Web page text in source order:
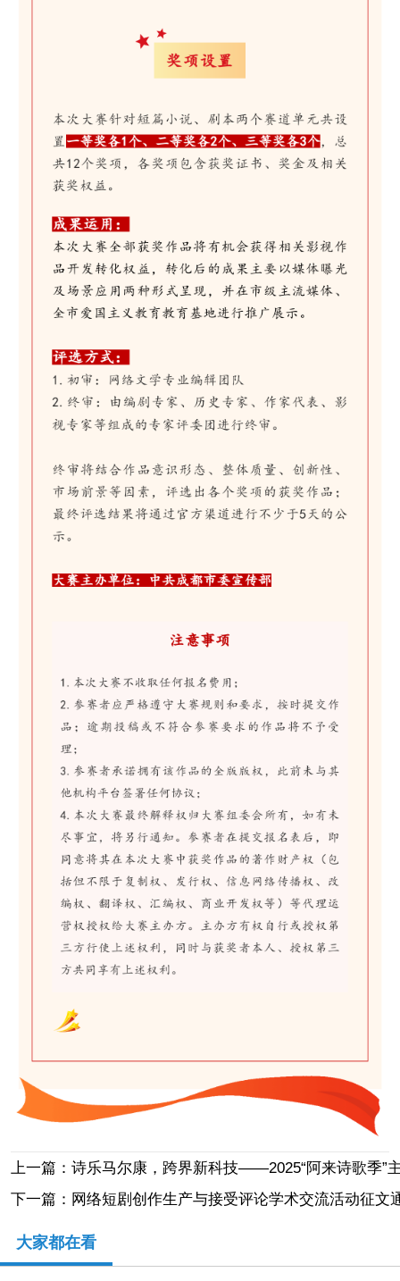
上一篇：诗乐马尔康，跨界新科技——2025“阿来诗歌季”
下一篇：网络短剧创作生产与接受评论学术交流活动征文
大家都在看